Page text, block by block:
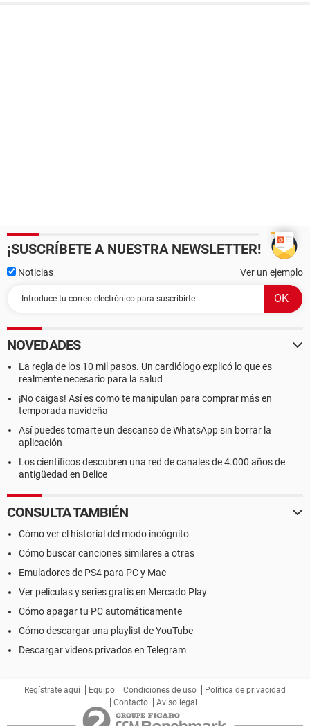
¡SUSCRÍBETE A NUESTRA NEWSLETTER!
Noticias Ver un ejemplo
NOVEDADES
La regla de los 10 mil pasos. Un cardiólogo explicó lo que es
realmente necesario para la salud
¡No caigas! Así es como te manipulan para comprar más en
temporada navideña
Así puedes tomarte un descanso de WhatsApp sin borrar la
aplicación
Los científicos descubren una red de canales de 4.000 años de
antigüedad en Belice
CONSULTA TAMBIÉN
Cómo ver el historial del modo incógnito
Cómo buscar canciones similares a otras
Emuladores de PS4 para PC y Mac
Ver películas y series gratis en Mercado Play
Cómo apagar tu PC automáticamente
Cómo descargar una playlist de YouTube
Descargar videos privados en Telegram
Regístrate aquí Equipo Condiciones de uso
Política de privacidad
Contacto
Aviso legal